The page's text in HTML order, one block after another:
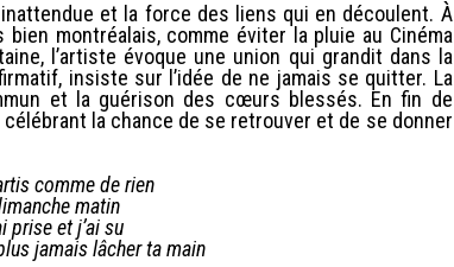
et la force des liens qui en découlent. À
montréalais, comme éviter la pluie au Cinéma
l’artiste évoque une union qui grandit dans la
insiste sur l’idée de ne jamais se quitter. La
et la guérison des cœurs blessés. En fin de
la chance de se retrouver et de se donner
comme de rien
matin
prise et j’ai su
jamais lâcher ta main